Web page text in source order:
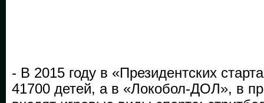
- В 2015 году в «Президентских
41700 детей, а в «Локобол-ДОЛ», в